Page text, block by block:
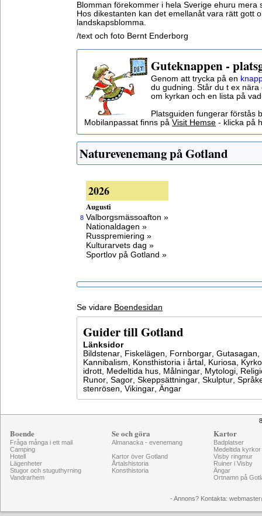
Blomman förekommer i hela Sverige ehuru mera
Hos dikestanten kan det emellanåt vara rätt gott
landskapsblomma.
/text och foto Bernt Enderborg
Guteknappen -
Genom att trycka på en
du gudning. Står du t ex
om kyrkan och en lista på
Platsguiden fungerar förstås
Mobilanpassat finns på Visit Hemse - klicka på
Naturevenemang på Gotland
2026
Augusti
8 Valborgsmässoafton »
Nationaldagen »
Russpremiering »
Kulturarvets dag »
Sportlov på Gotland »
Se vidare Boendesidan
Guider till Gotland
Länksidor
Bildstenar, Fiskelägen, Fornborgar, Gutasagan,
Kannibalism, Konsthistoria i årtal , Kuriosa,
idrott, Medeltida hus, Målningar, Mytologi,
Runor, Sagor, Skeppsättningar, Skulptur,
stenrösen, Vikingar, Ängar
Boende
Fråga många i ett mail
Camping
Hotell
Lägenheter
Stugor och stuguthyrning
Vandrarhem
Se och göra
Almanacka - evenemang
Kartor över Gotland
Årtalshistoria
Konsthistoria
Kartor
Badplatser
Medeltida kyrkor
Visby ringmur
Ruiner i Visby
Ängar
Ortnamn på
- Annons? Kontakta: